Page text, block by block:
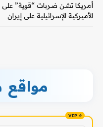
أمريكا تشن ضربات “قوية” على
الأميركية الإسرائيلية على إيران